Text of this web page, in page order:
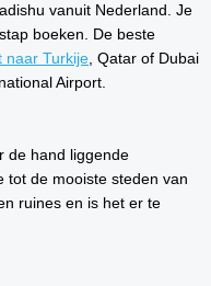
vanuit Nederland. Je
boeken. De beste
naar Turkije, Qatar of Dubai
Airport.
de hand liggende
tot de mooiste steden van
ruines en is het er te